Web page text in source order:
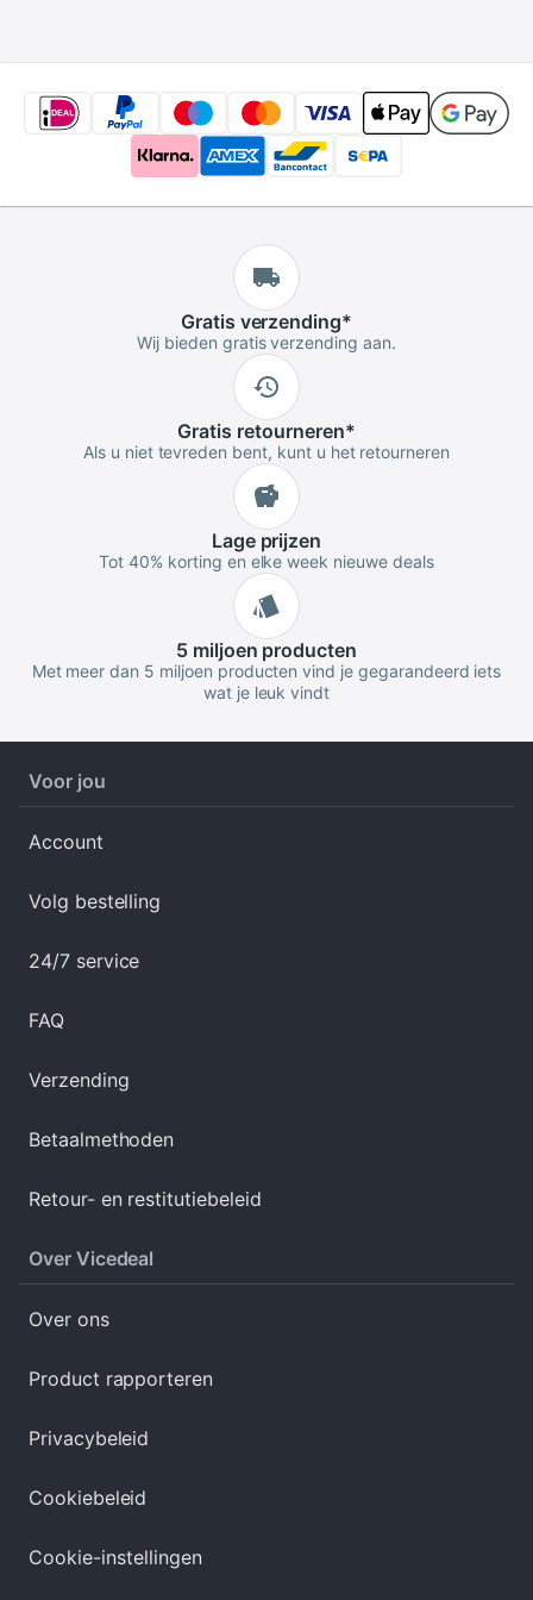
Gratis verzending*
Wij bieden gratis verzending aan.
Gratis retourneren*
Als u niet tevreden bent, kunt u het retourneren
Lageprijzen
Tot 40% korting en elke week nieuwe deals
5 miljoen producten
Met meer dan 5 miljoen producten vind je gegarandeerd iets
wat je leuk vindt
Voor jou
Account
Volg bestelling
24/7 service
FAQ
Verzending
Betaalmethoden
Retour- en restitutiebeleid
Over Vicedeal
Over ons
Product rapporteren
Privacybeleid
Cookiebeleid
Cookie-instellingen